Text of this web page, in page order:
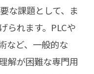
な課題として、ま
られます。PLCや
など、一般的な
解が困難な専門用